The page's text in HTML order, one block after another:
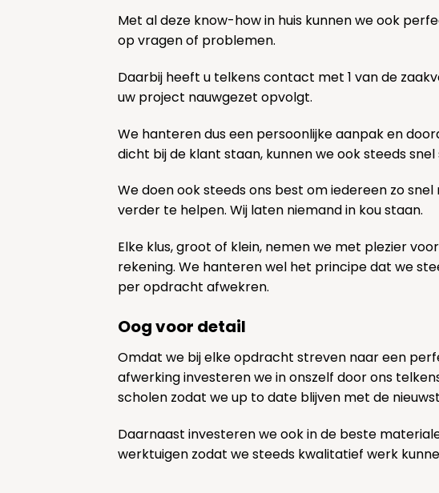
Met al deze know-how in huis kunnen we ook
op vragen of problemen.
Daarbij heeft u telkens contact met 1 van de
uw project nauwgezet opvolgt.
We hanteren dus een persoonlijke aanpak en
dicht bij de klant staan, kunnen we ook steeds snel
We doen ook steeds ons best om iedereen zo snel
verder te helpen. Wij laten niemand in kou staan.
Elke klus, groot of klein, nemen we met plezier
rekening. We hanteren wel het principe dat we
per opdracht afwekren.
Oog voor detail
Omdat we bij elke opdracht streven naar een
afwerking investeren we in onszelf door ons
scholen zodat we up to date blijven met de
Daarnaast investeren we ook in de beste
werktuigen zodat we steeds kwalitatief werk